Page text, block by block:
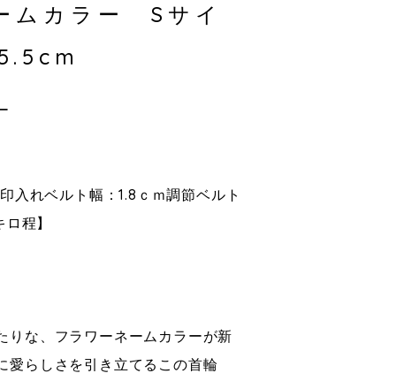
ムカラー Sサイ
入れベルト幅：1.8ｃｍ調節ベルト
ロ程】
りな、フラワーネームカラーが新
愛らしさを引き立てるこの首輪